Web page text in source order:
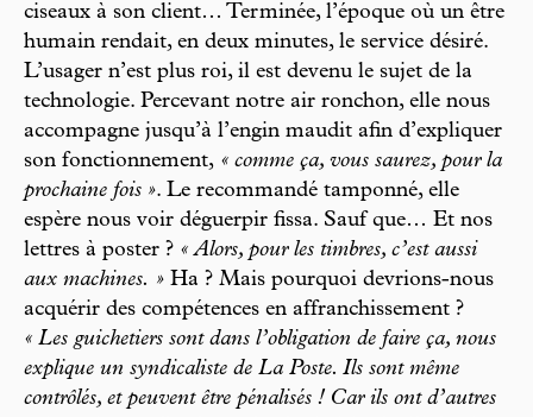
ciseaux à son client… Terminée, l’époque où un être
humain rendait, en deux minutes, le service désiré.
L’usager n’est plus roi, il est devenu le sujet de la
technologie. Percevant notre air ronchon, elle nous
accompagne jusqu’à l’engin maudit afin d’expliquer
son fonctionnement, « comme ça, vous saurez, pour la
prochaine fois ». Le recommandé tamponné, elle
espère nous voir déguerpir fissa. Sauf que… Et nos
lettres à poster ? « Alors, pour les timbres, c’est aussi
aux machines. » Ha ? Mais pourquoi devrions-nous
acquérir des compétences en affranchissement ?
« Les guichetiers sont dans l’obligation de faire ça, nous
explique un syndicaliste de La Poste. Ils sont même
contrôlés, et peuvent être pénalisés ! Car ils ont d’autres